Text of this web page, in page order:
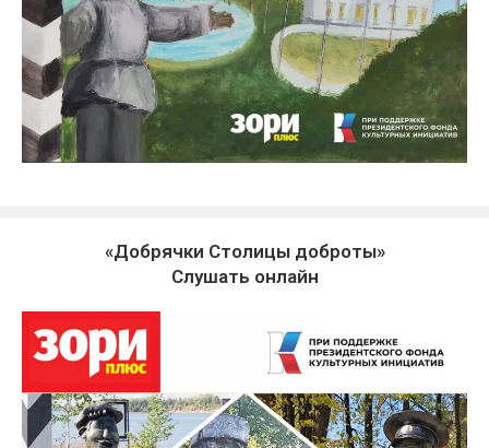
«Добрячки Столицы доброты»
Слушать онлайн